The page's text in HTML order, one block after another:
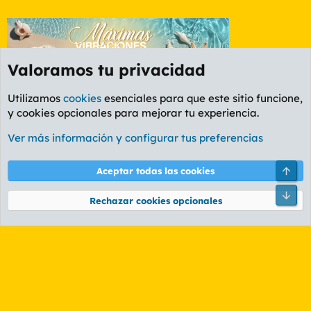
Foro General
Cookies
PL OLDSTYLE AMARILLO
Términos y reglas Política de privacidad Ayuda
Community platform by XenForo® © 2010-2026 XenForo Ltd.
Valoramos tu privacidad
Utilizamos cookies esenciales para que este sitio funcione,
y cookies opcionales para mejorar tu experiencia.
Ver más información y configurar tus preferencias
Aceptar todas las cookies
Rechazar cookies opcionales
Pie